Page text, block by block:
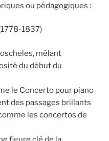
ou pédagogiques :
1837)
mêlant
du début du
le Concerto pour piano
des passages brillants
les concertos de